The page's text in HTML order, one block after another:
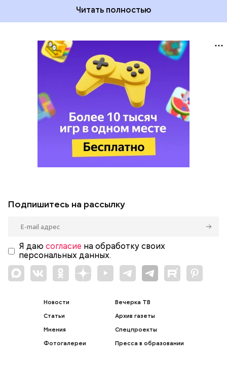
Читать полностью
Подпишитесь на рассылку
Я даю согласие на обработку своих
персональных данных.
Новости
Статьи
Мнения
Фотогалереи
Вечерка ТВ
Архив газеты
Спецпроекты
Пресса в образовании